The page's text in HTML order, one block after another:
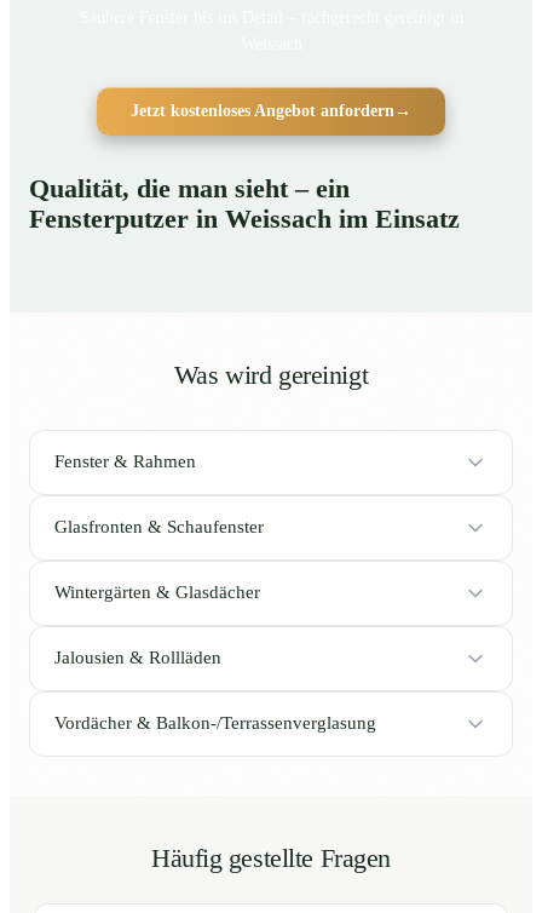
Jetzt kostenloses Angebot anfordern →
Qualität, die man sieht – ein
Fensterputzer in Weissach im Einsatz
Was wird gereinigt
Fenster & Rahmen
Glasfronten & Schaufenster
Wintergärten & Glasdächer
Jalousien & Rollläden
Vordächer & Balkon-/Terrassenverglasung
Häufig gestellte Fragen